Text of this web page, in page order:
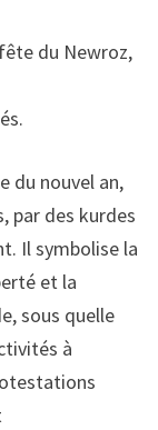
du Newroz,
du nouvel an,
par des kurdes
Il symbolise la
et la
sous quelle
à